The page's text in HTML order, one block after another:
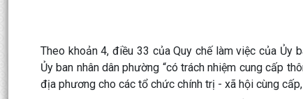
Theo khoản 4, điều 33 của Quy chế làm việc của Ủy
Ủy ban nhân dân phường “có trách nhiệm cung cấp
địa phương cho các tổ chức chính trị - xã hội cùng